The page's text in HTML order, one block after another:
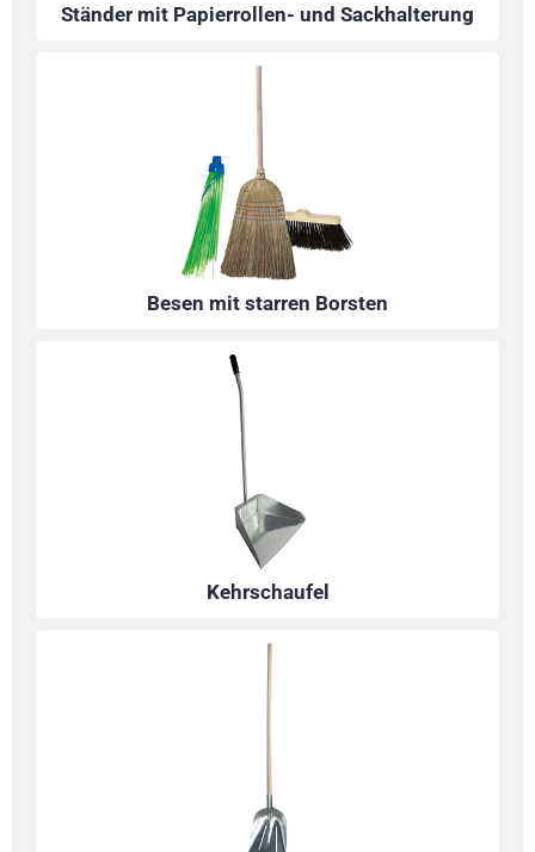
Ständer mit Papierrollen- und Sackhalterung
Besen mit starren Borsten
Kehrschaufel